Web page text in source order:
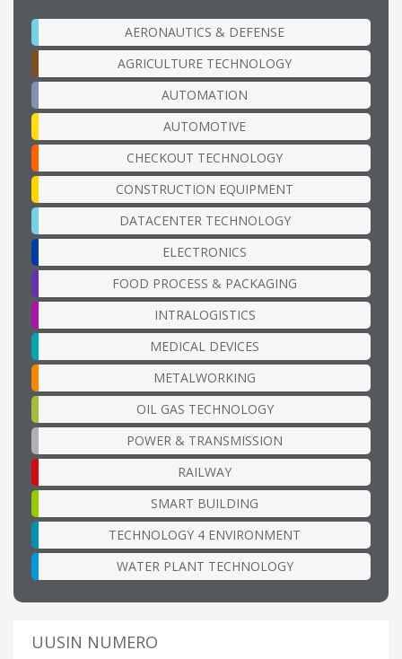
AERONAUTICS & DEFENSE
AGRICULTURE TECHNOLOGY
AUTOMATION
AUTOMOTIVE
CHECKOUT TECHNOLOGY
CONSTRUCTION EQUIPMENT
DATACENTER TECHNOLOGY
ELECTRONICS
FOOD PROCESS & PACKAGING
INTRALOGISTICS
MEDICAL DEVICES
METALWORKING
OIL GAS TECHNOLOGY
POWER & TRANSMISSION
RAILWAY
SMART BUILDING
TECHNOLOGY 4 ENVIRONMENT
WATER PLANT TECHNOLOGY
UUSIN NUMERO